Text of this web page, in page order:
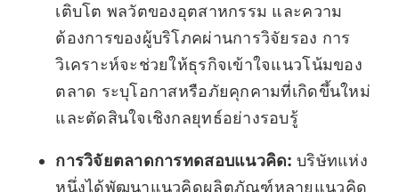
เติบโต พลวัตของอุตสาหกรรม และความ
ต้องการของผู้บริโภคผ่านการวิจัยรอง การ
วิเคราะห์จะช่วยให้ธุรกิจเข้าใจแนวโน้มของ
ตลาด ระบุโอกาสหรือภัยคุกคามที่เกิดขึ้นใหม่
และตัดสินใจเชิงกลยุทธ์อย่างรอบรู้
การวิจัยตลาดการทดสอบแนวคิด: บริษัทแห่ง
หนึ่งได้พัฒนาแนวคิดผลิตภัณฑ์หลายแนวคิด